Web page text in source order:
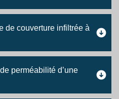
de couverture infiltrée à
perméabilité d’une